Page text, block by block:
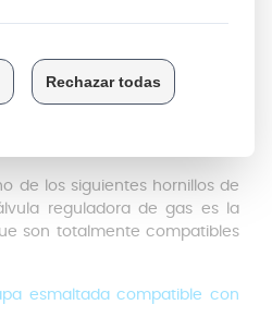
de gas es compatible con
otras marcas, siempre que
de los siguientes hornillos de
reguladora de gas es la
son totalmente compatibles
esmaltada compatible con